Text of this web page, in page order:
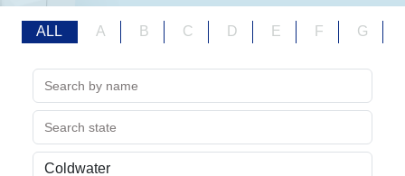
ALL A B C D E F G